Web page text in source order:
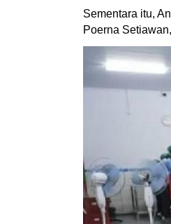
Sementara itu,
Poerna